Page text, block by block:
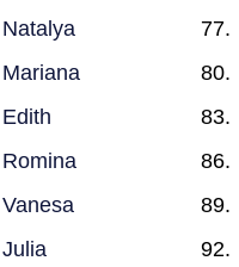
Natalya
Mariana
Edith
Romina
Vanesa
Julia